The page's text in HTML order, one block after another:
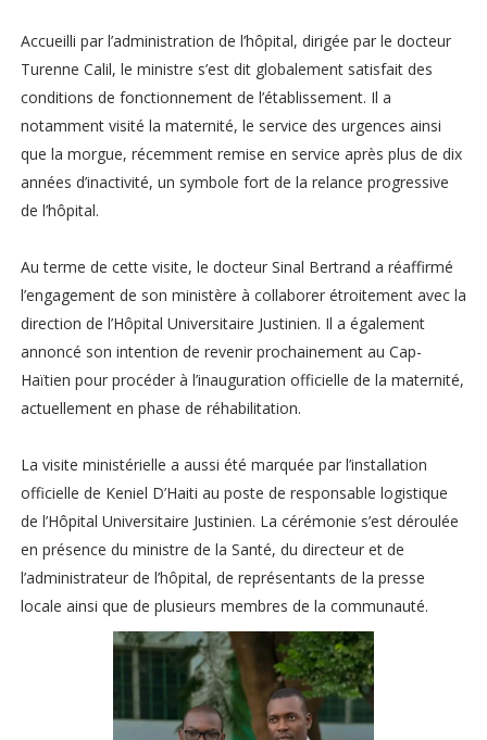
Accueilli par l’administration de l’hôpital, dirigée par le docteur
Turenne Calil, le ministre s’est dit globalement satisfait des
conditions de fonctionnement de l’établissement. Il a
notamment visité la maternité, le service des urgences ainsi
que la morgue, récemment remise en service après plus de dix
années d’inactivité, un symbole fort de la relance progressive
de l’hôpital.
Au terme de cette visite, le docteur Sinal Bertrand a réaffirmé
l’engagement de son ministère à collaborer étroitement avec la
direction de l’Hôpital Universitaire Justinien. Il a également
annoncé son intention de revenir prochainement au Cap-
Haïtien pour procéder à l’inauguration officielle de la maternité,
actuellement en phase de réhabilitation.
La visite ministérielle a aussi été marquée par l’installation
officielle de Keniel D’Haiti au poste de responsable logistique
de l’Hôpital Universitaire Justinien. La cérémonie s’est déroulée
en présence du ministre de la Santé, du directeur et de
l’administrateur de l’hôpital, de représentants de la presse
locale ainsi que de plusieurs membres de la communauté.